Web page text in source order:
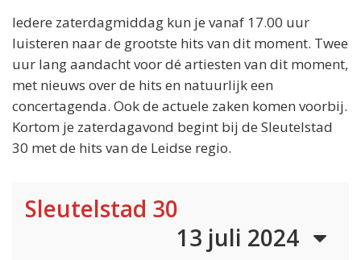
Iedere zaterdagmiddag kun je vanaf 17.00 uur
luisteren naar de grootste hits van dit moment. Twee
uur lang aandacht voor dé artiesten van dit moment,
met nieuws over de hits en natuurlijk een
concertagenda. Ook de actuele zaken komen voorbij.
Kortom je zaterdagavond begint bij de Sleutelstad
30 met de hits van de Leidse regio.
Sleutelstad 30
13 juli 2024